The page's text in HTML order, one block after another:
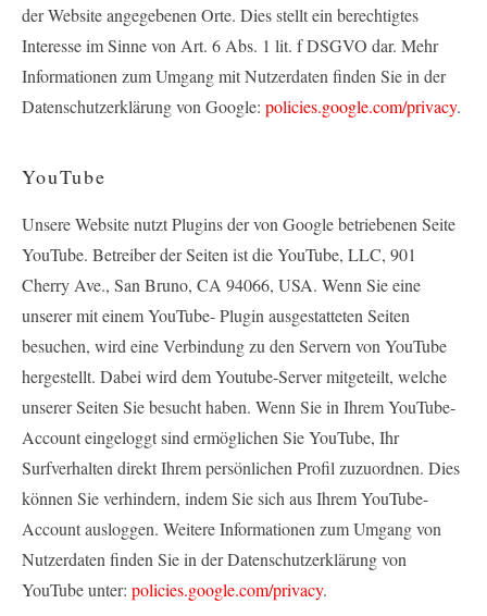
der Website angegebenen Orte. Dies stellt ein berechtigtes
Interesse im Sinne von Art. 6 Abs. 1 lit. f DSGVO dar. Mehr
Informationen zum Umgang mit Nutzerdaten finden Sie in der
Datenschutzerklärung von Google: policies.google.com/privacy.
YouTube
Unsere Website nutzt Plugins der von Google betriebenen Seite
YouTube. Betreiber der Seiten ist die YouTube, LLC, 901
Cherry Ave., San Bruno, CA 94066, USA. Wenn Sie eine
unserer mit einem YouTube- Plugin ausgestatteten Seiten
besuchen, wird eine Verbindung zu den Servern von YouTube
hergestellt. Dabei wird dem Youtube-Server mitgeteilt, welche
unserer Seiten Sie besucht haben. Wenn Sie in Ihrem YouTube-
Account eingeloggt sind ermöglichen Sie YouTube, Ihr
Surfverhalten direkt Ihrem persönlichen Profil zuzuordnen. Dies
können Sie verhindern, indem Sie sich aus Ihrem YouTube-
Account ausloggen. Weitere Informationen zum Umgang von
Nutzerdaten finden Sie in der Datenschutzerklärung von
YouTube unter: policies.google.com/privacy.